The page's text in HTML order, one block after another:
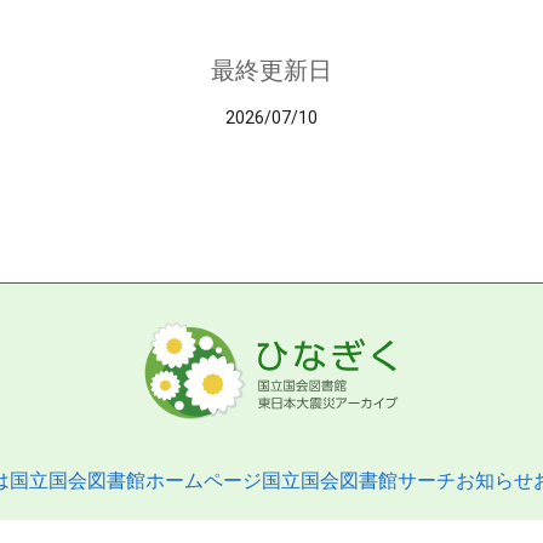
最終更新日
2026/07/10
国立国会図書館ホームページ国立国会図書館サーチお知らせ